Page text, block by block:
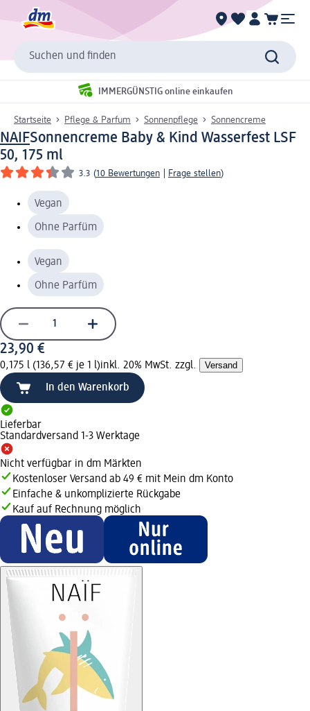
Suchen und finden
IMMERGÜNSTIG online einkaufen
Startseite Pflege & Parfum Sonnenpflege Sonnencreme
NAIFSonnencreme Baby & Kind Wasserfest LSF
50, 175 ml
3.3 (10 Bewertungen Frage stellen)
Vegan
Ohne Parfüm
Vegan
Ohne Parfüm
23,90 €
0,175 l (136,57 € je 1 l)inkl. 20% MwSt. zzgl. Versand
In den Warenkorb
Lieferbar
Standardversand 1-3 Werktage
Nicht verfügbar in dm Märkten
Kostenloser Versand ab 49 € mit Mein dm Konto
Einfache & unkomplizierte Rückgabe
Kauf auf Rechnung möglich